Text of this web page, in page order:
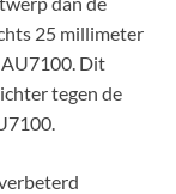
25 millimeter
Dit
tegen de